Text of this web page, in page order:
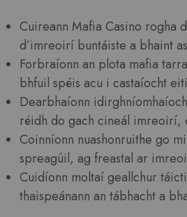
Cuireann Mafia Casino rogha
d’imreoirí buntáiste a bhaint
Forbraíonn an plota mafia
bhfuil spéis acu i castaíocht
Dearbhaíonn
réidh do gach cineál
Coinníonn nuashonruithe go
spreagúil, ag freastal ar
Cuidíonn moltaí geallchur
thaispeánann an tábhacht a